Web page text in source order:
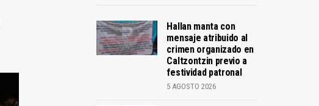
Hallan manta con
mensaje atribuido al
crimen organizado en
Caltzontzin previo a
festividad patronal
5 AGOSTO 2026